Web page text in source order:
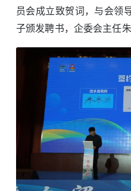
员会成立致贺词，与会领
子颁发聘书，企委会主任